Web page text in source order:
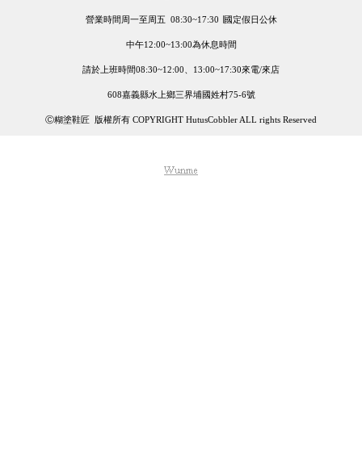
營業時間周一至周五 08:30~17:30 ∣國定假日公休
中午12:00~13:00為休息時間
請於上班時間08:30~12:00、13:00~17:30來電/來店
608嘉義縣水上鄉三界埔國姓村75-6號
Ⓒ糊塗鞋匠 版權所有 COPYRIGHT HutusCobbler ALL rights Reserved